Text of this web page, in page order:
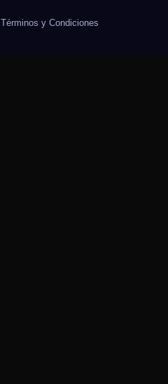
Términos y Condiciones